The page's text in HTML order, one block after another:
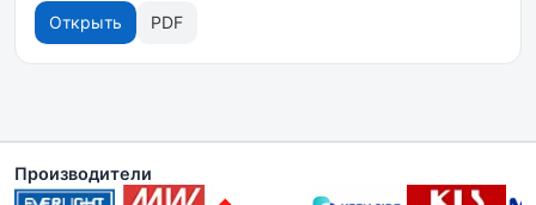
Открыть PDF
Производители